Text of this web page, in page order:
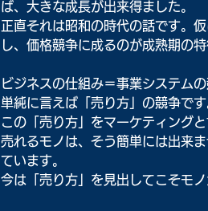
ば、大きな成長が出来得ました。
正直それは昭和の時代の話です。
し、価格競争に成るのが成熟期の特
ビジネスの仕組み＝事業システム
単純に言えば「売り方」の競争です
この「売り方」をマーケティング
売れるモノは、そう簡単には出来
ています。
今は「売り方」を見出してこそモ